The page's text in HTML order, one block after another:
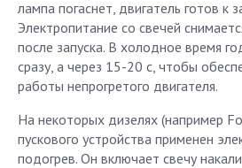
лампа погаснет, двигатель готов к
Электропитание со свечей
после запуска. В холодное время
сразу, а через 15-20 с, чтобы
работы непрогретого двигателя.
На некоторых дизелях (например
пускового устройства применен
подогрев. Он включает свечу